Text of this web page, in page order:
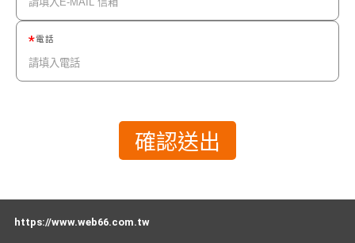
電話
https://www.web66.com.tw